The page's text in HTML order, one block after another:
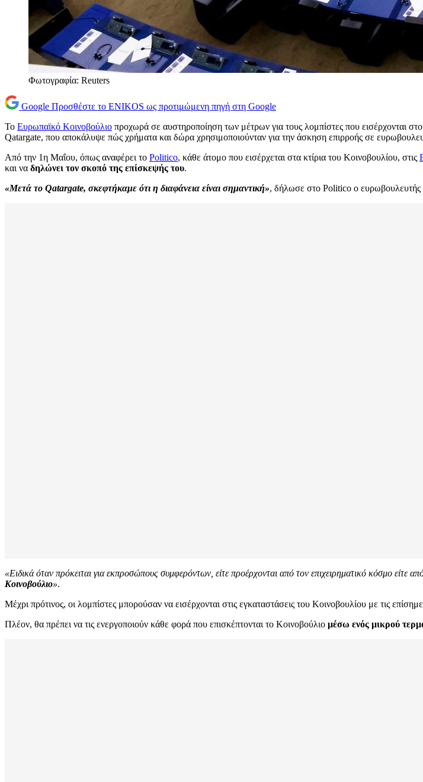
Φωτογραφία: Reuters
Google Προσθέστε το ENIKOS ως προτιμώμενη πηγή στη Google
Το Ευρωπαϊκό Κοινοβούλιο προχωρά σε αυστηροποίηση των μέτρων για τους λομπίστες που εισέρχονται
Qatargate, που αποκάλυψε πώς χρήματα και δώρα χρησιμοποιούνταν για την άσκηση επιρροής σε
Από την 1η Μαΐου, όπως αναφέρει το Politico, κάθε άτομο που εισέρχεται στα κτίρια του Κοινοβουλίου, στις
και να δηλώνει τον σκοπό της επίσκεψής του.
«Μετά το Qatargate, σκεφτήκαμε ότι η διαφάνεια είναι σημαντική», δήλωσε στο Politico ο ευρωβουλευτής
«Ειδικά όταν πρόκειται για εκπροσώπους συμφερόντων, είτε προέρχονται από τον επιχειρηματικό κόσμο είτε
Κοινοβούλιο».
Μέχρι πρότινος, οι λομπίστες μπορούσαν να εισέρχονται στις εγκαταστάσεις του Κοινοβουλίου με τις
Πλέον, θα πρέπει να τις ενεργοποιούν κάθε φορά που επισκέπτονται το Κοινοβούλιο μέσω ενός μικρού